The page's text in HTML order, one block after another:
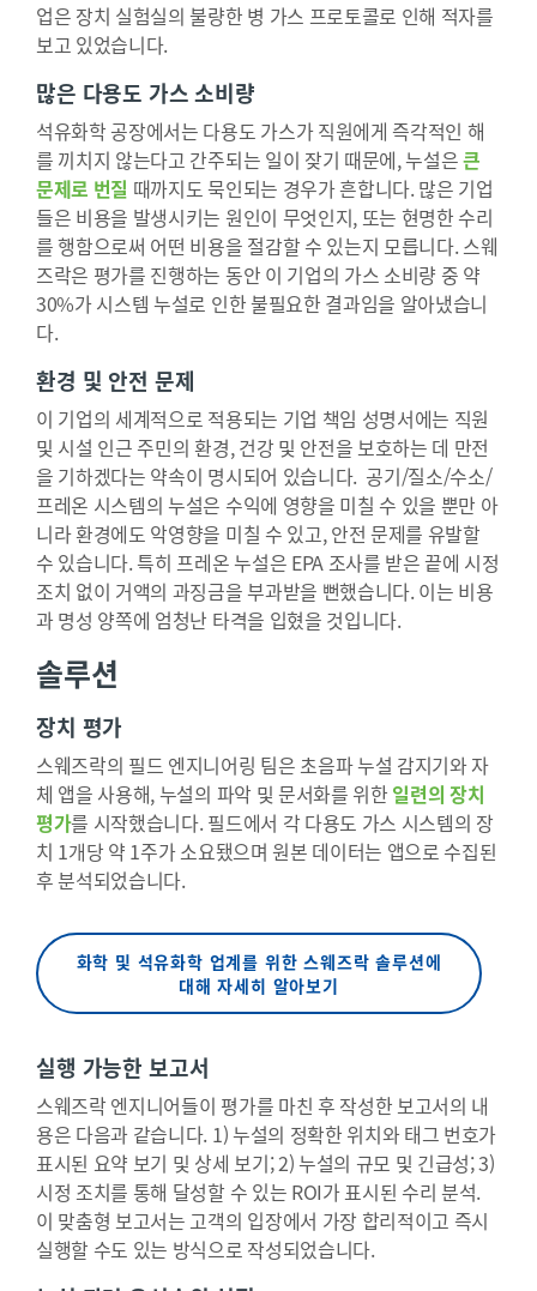
업은 장치 실험실의 불량한 병 가스 프로토콜로 인해 적자를
보고 있었습니다.
많은 다용도 가스 소비량
석유화학 공장에서는 다용도 가스가 직원에게 즉각적인 해
를 끼치지 않는다고 간주되는 일이 잦기 때문에, 누설은큰
문제로 번질 때까지도 묵인되는 경우가 흔합니다. 많은 기업
들은 비용을 발생시키는 원인이 무엇인지, 또는 현명한 수리
를 행함으로써 어떤 비용을 절감할 수 있는지 모릅니다. 스웨
즈락은 평가를 진행하는 동안 이 기업의 가스 소비량 중 약
30%가 시스템 누설로 인한 불필요한 결과임을 알아냈습니
다.
환경 및 안전 문제
이 기업의 세계적으로 적용되는 기업 책임 성명서에는 직원
및 시설 인근 주민의 환경, 건강 및 안전을 보호하는 데 만전
을 기하겠다는 약속이 명시되어 있습니다. 공기/질소/수소/
프레온 시스템의 누설은 수익에 영향을 미칠 수 있을 뿐만 아
니라 환경에도 악영향을 미칠 수 있고, 안전 문제를 유발할
수 있습니다. 특히 프레온 누설은 EPA 조사를 받은 끝에 시정
조치 없이 거액의 과징금을 부과받을 뻔했습니다. 이는 비용
과 명성 양쪽에 엄청난 타격을 입혔을 것입니다.
솔루션
장치 평가
스웨즈락의 필드 엔지니어링 팀은 초음파 누설 감지기와 자
체 앱을 사용해, 누설의 파악 및 문서화를 위한 일련의 장치
평가를 시작했습니다. 필드에서 각 다용도 가스 시스템의 장
치 1개당 약 1주가 소요됐으며 원본 데이터는 앱으로 수집된
후 분석되었습니다.
화학 및 석유화학 업계를 위한 스웨즈락 솔루션에
대해 자세히 알아보기
실행 가능한 보고서
스웨즈락 엔지니어들이 평가를 마친 후 작성한 보고서의 내
용은 다음과 같습니다. 1) 누설의 정확한 위치와 태그 번호가
표시된 요약 보기 및 상세 보기; 2) 누설의 규모 및 긴급성; 3)
시정 조치를 통해 달성할 수 있는 ROI가 표시된 수리 분석.
이 맞춤형 보고서는 고객의 입장에서 가장 합리적이고 즉시
실행할 수도 있는 방식으로 작성되었습니다.